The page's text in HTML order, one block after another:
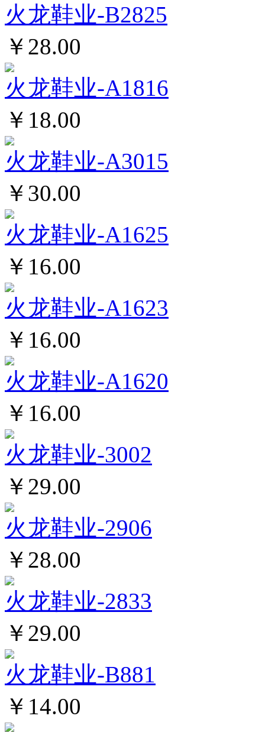
火龙鞋业-B2825
￥28.00
火龙鞋业-A1816
￥18.00
火龙鞋业-A3015
￥30.00
火龙鞋业-A1625
￥16.00
火龙鞋业-A1623
￥16.00
火龙鞋业-A1620
￥16.00
火龙鞋业-3002
￥29.00
火龙鞋业-2906
￥28.00
火龙鞋业-2833
￥29.00
火龙鞋业-B881
￥14.00